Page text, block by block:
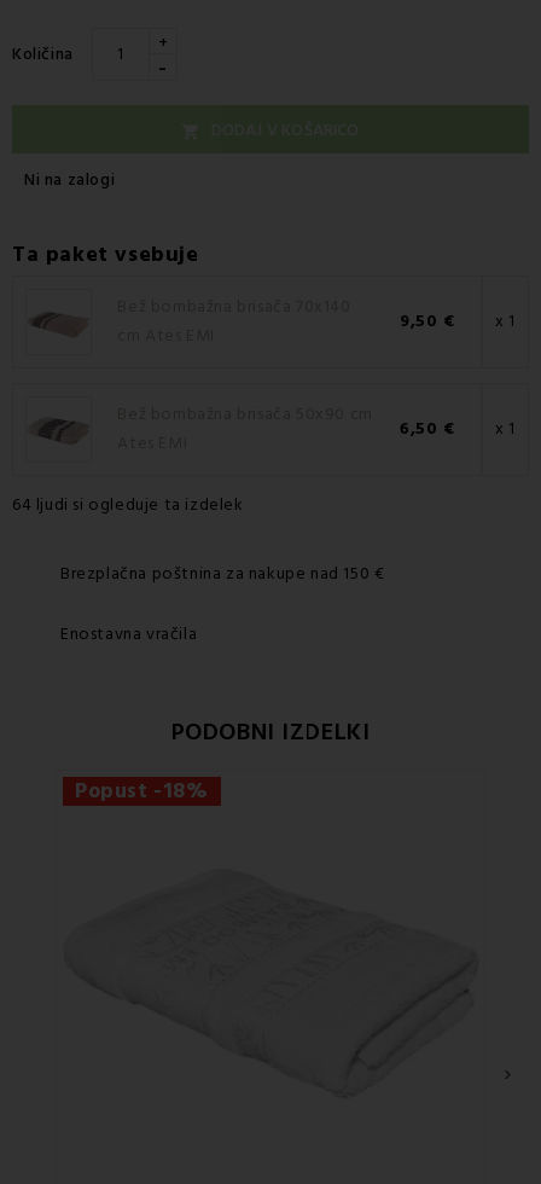
Količina +
-
Ni na zalogi
Ta paket vsebuje
9,50 € x 1
6,50 € x 1
64 ljudi si ogleduje ta izdelek
Brezplačna poštnina za nakupe nad 150 €
Enostavna vračila
PODOBNI IZDELKI
Popust -18%
›